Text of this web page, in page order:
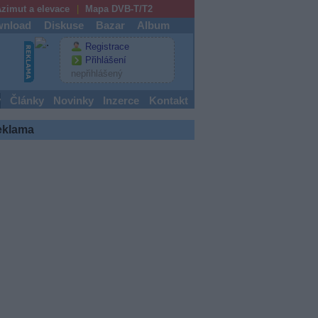
a elevace Mapa DVB-T/T2
Diskuse Bazar Album
Registrace
Přihlášení
nepřihlášený
Články Novinky Inzerce Kontakt